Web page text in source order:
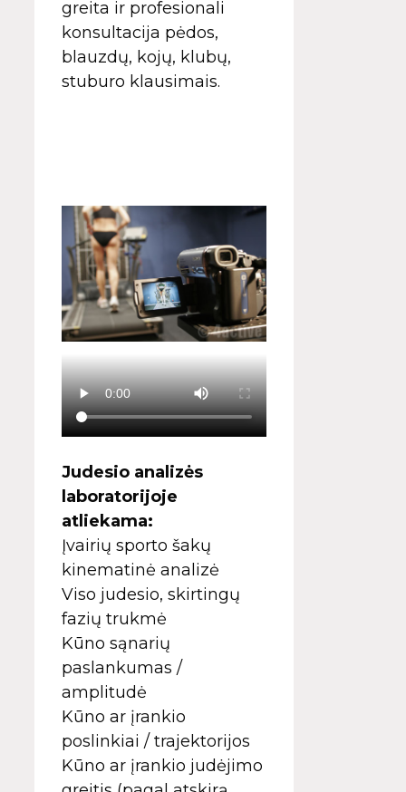
greita ir profesionali
konsultacija pėdos,
blauzdų, kojų, klubų,
stuburo klausimais.
Judesio analizės
laboratorijoje
atliekama:
Įvairių sporto šakų
kinematinė analizė
Viso judesio, skirtingų
fazių trukmė
Kūno sąnarių
paslankumas /
amplitudė
Kūno ar įrankio
poslinkiai / trajektorijos
Kūno ar įrankio judėjimo